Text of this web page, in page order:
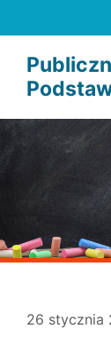
do
treści
26 stycznia